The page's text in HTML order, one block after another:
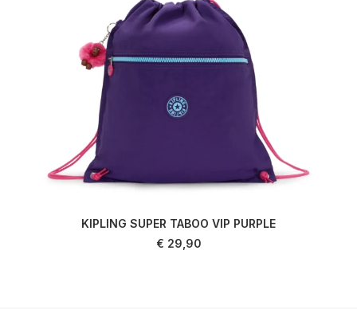
KIPLING SUPER TABOO VIP PURPLE
€ 29,90